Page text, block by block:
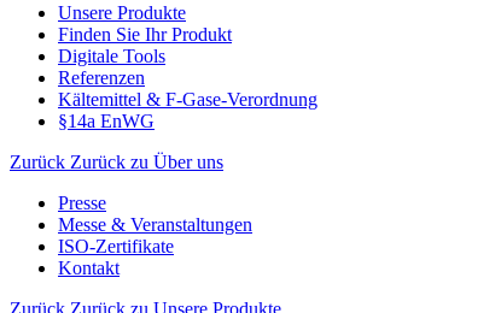
Unsere Produkte
Finden Sie Ihr Produkt
Digitale Tools
Referenzen
Kältemittel & F-Gase-Verordnung
§14a EnWG
Zurück Zurück zu Über uns
Presse
Messe & Veranstaltungen
ISO-Zertifikate
Kontakt
Zurück Zurück zu Unsere Produkte